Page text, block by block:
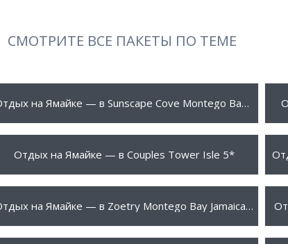
СМОТРИТЕ ВСЕ ПАКЕТЫ ПО ТЕМЕ
790 $ ПОДРОБНЕЕ Отдых на Ямайке — в Sunscape Cove Montego Bay 4*
1320 $ ПОДРОБНЕЕ
Отдых на Ямайке — в Couples Tower Isle 5*
1440 $ ПОДРОБНЕЕ Отдых на Ямайке — в Zoetry Montego Bay Jamaica 5*